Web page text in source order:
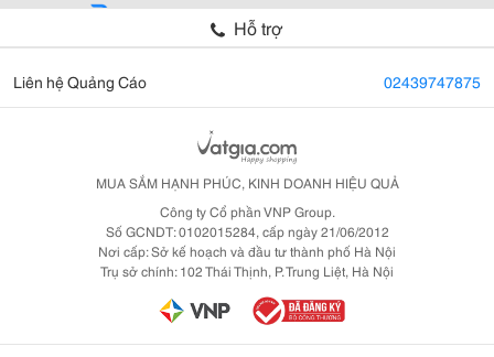
Hỗ trợ
Liên hệ Quảng Cáo 02439747875
MUA SẮM HẠNH PHÚC, KINH DOANH HIỆU QUẢ
Công ty Cổ phần VNP Group.
Số GCNDT: 0102015284, cấp ngày 21/06/2012
Nơi cấp: Sở kế hoạch và đầu tư thành phố Hà Nội
Trụ sở chính: 102 Thái Thịnh, P. Trung Liệt, Hà Nội